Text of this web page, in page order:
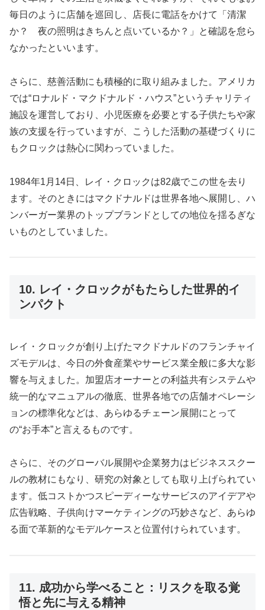
毎日のように店舗を巡回し、店長に電話をかけて「清潔
か？ 夜の照明はきちんと点いているか？」と確認を怠ら
なかったといいます。
さらに、慈善活動にも積極的に取り組みました。アメリカ
では“ロナルド・マクドナルド・ハウス”というチャリティ
施設を運営しており、小児医療を必要とする子供たちや家
族の支援を行っていますが、こうした活動の基礎づくりに
もクロックは熱心に関わっていました。
1984年1月14日、レイ・クロックは82歳でこの世を去り
ます。そのときにはマクドナルドは世界各地へ展開し、ハ
ンバーガー業界のトップブランドとしての地位を揺るぎな
いものとしていました。
10. レイ・クロックがもたらした世界的イ
ンパクト
レイ・クロックが創り上げたマクドナルドのフランチャイ
ズモデルは、今日の外食産業やサービス業全般に多大な影
響を与えました。加盟店オーナーとの利益共有システムや
統一的なマニュアルの徹底、世界各地での店舗オペレーシ
ョンの標準化などは、あらゆるチェーン展開にとって
の“お手本”と言えるものです。
さらに、そのグローバル展開や企業努力はビジネススクー
ルの教材にもなり、研究の対象としても取り上げられてい
ます。低コストかつスピーディーなサービスのアイデアや
広告戦略、子供向けマーケティングの巧妙さなど、あらゆ
る面で革新的なモデルケースと位置付けられています。
11. 成功から学べること：リスクを取る覚
悟と先に与える精神